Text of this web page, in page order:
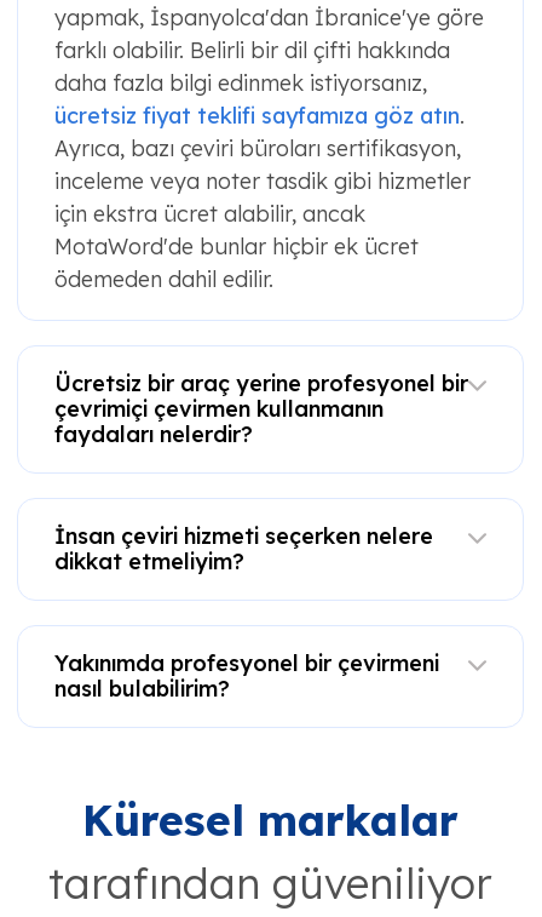
yapmak, İspanyolca'dan İbranice'ye göre
farklı olabilir. Belirli bir dil çifti hakkında
daha fazla bilgi edinmek istiyorsanız,
ücretsiz fiyat teklifi sayfamıza göz atın.
Ayrıca, bazı çeviri büroları sertifikasyon,
inceleme veya noter tasdik gibi hizmetler
için ekstra ücret alabilir, ancak
MotaWord'de bunlar hiçbir ek ücret
ödemeden dahil edilir.
Ücretsiz bir araç yerine profesyonel bir
çevrimiçi çevirmen kullanmanın
faydaları nelerdir?
İnsan çeviri hizmeti seçerken nelere
dikkat etmeliyim?
Yakınımda profesyonel bir çevirmeni
nasıl bulabilirim?
Küresel markalar
tarafından güveniliyor